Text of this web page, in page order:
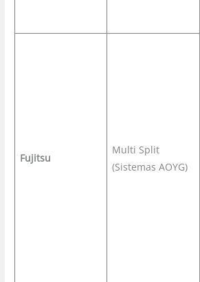
Fujitsu
Multi Split
(Sistemas AOYG)